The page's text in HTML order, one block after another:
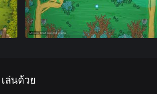
เล่นด้วย